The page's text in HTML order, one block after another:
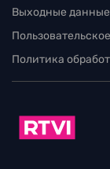
Выходные
Политика